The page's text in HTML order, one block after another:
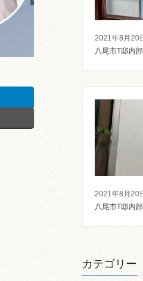
2021年8月20
八尾市T邸内
2021年8月20
八尾市T邸内
カテゴリー